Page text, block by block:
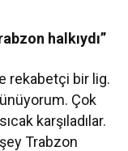
halkıydı”
rekabetçi bir lig.
Çok
karşıladılar.
Trabzon